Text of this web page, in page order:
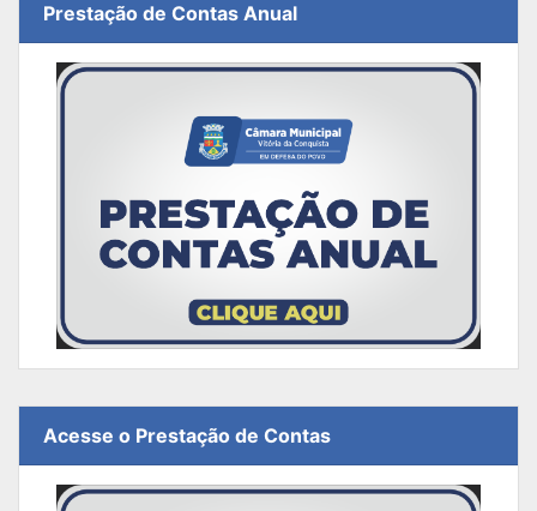
Prestação de Contas Anual
Acesse o Prestação de Contas